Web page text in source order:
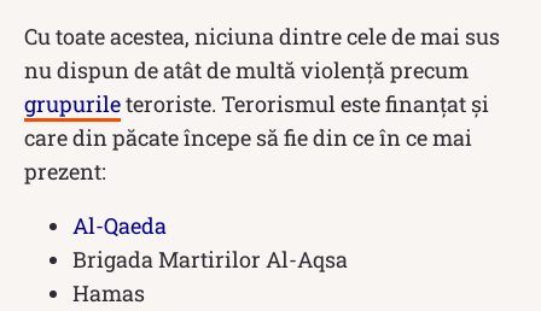
Cu toate acestea, niciuna dintre cele de mai sus
nu dispun de atât de multă violență precum
grupurileteroriste. Terorismul este finanțat și
care din păcate începe să fie din ce în ce mai
prezent:
Al-Qaeda
Brigada Martirilor Al-Aqsa
Hamas